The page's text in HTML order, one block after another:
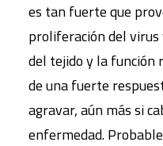
es tan fuerte que
proliferación del
del tejido y la función
de una fuerte
agravar, aún más si
enfermedad.